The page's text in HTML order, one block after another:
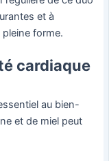
et à
forme.
cardiaque
au bien-
et de miel peut